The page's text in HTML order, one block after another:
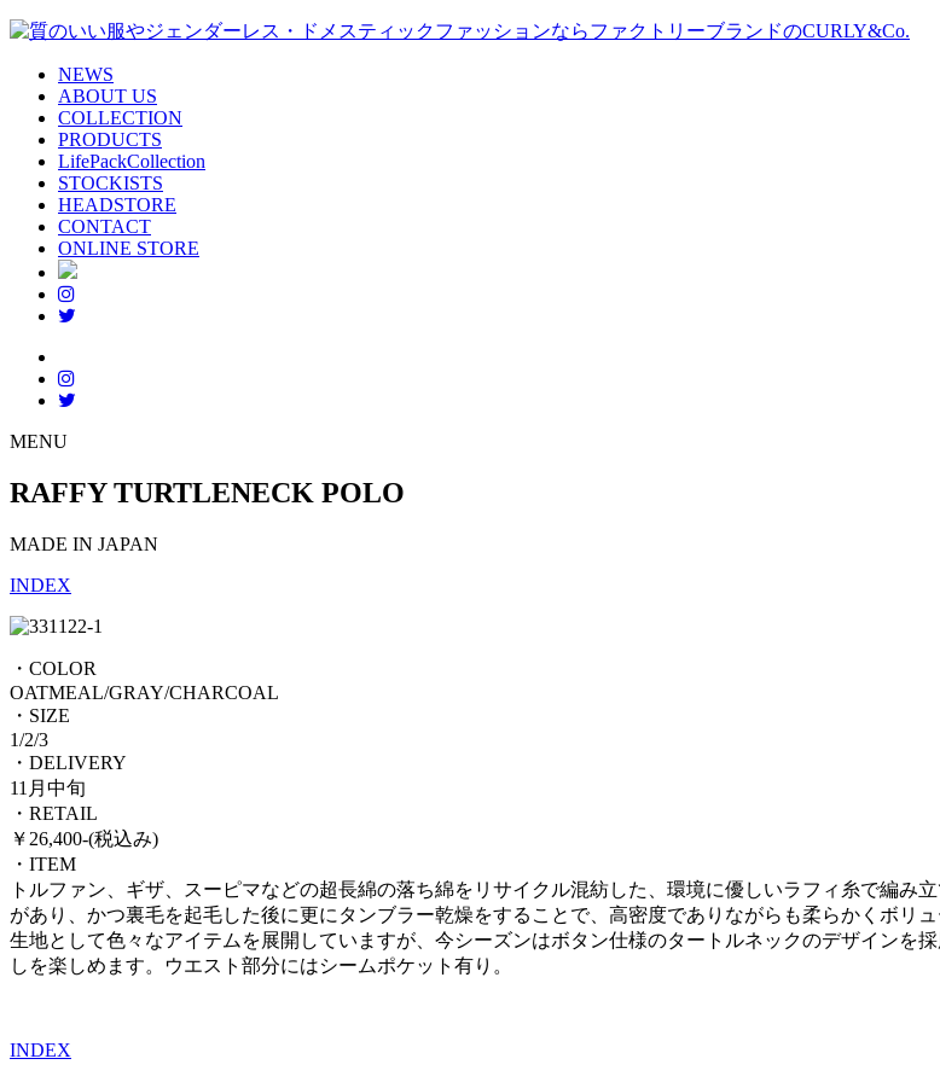
NEWS
ABOUT US
COLLECTION
PRODUCTS
LifePackCollection
STOCKISTS
HEADSTORE
CONTACT
ONLINE STORE
MENU
RAFFY TURTLENECK POLO
MADE IN JAPAN
INDEX
・COLOR
OATMEAL/GRAY/CHARCOAL
・SIZE
1/2/3
・DELIVERY
11月中旬
・RETAIL
￥26,400-(税込み)
・ITEM
トルファン、ギザ、スーピマなどの超長綿の落ち綿をリサイクル混紡した、環境に優しいラフィ糸で編
があり、かつ裏毛を起毛した後に更にタンブラー乾燥をすることで、高密度でありながらも柔らかくボリ
生地として色々なアイテムを展開していますが、今シーズンはボタン仕様のタートルネックのデザインを
しを楽しめます。ウエスト部分にはシームポケット有り。
INDEX